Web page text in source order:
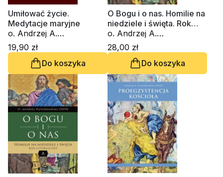
Umiłować życie.
Medytacje maryjne
o. Andrzej A.
Napiórkowski OSPPE
19,90 zł
Do koszyka
O Bogu i o nas. Homilie na
niedziele i święta. Rok
liturgiczny C
o. Andrzej A.
Napiórkowski OSPPE
28,00 zł
Do koszyka